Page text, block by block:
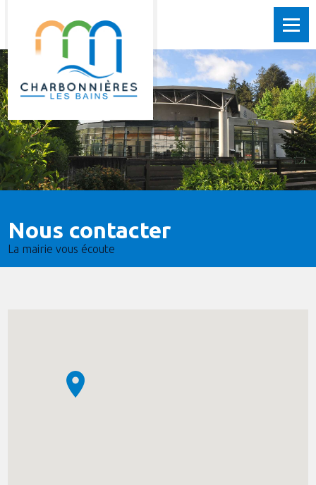
Nous contacter
La mairie vous écoute